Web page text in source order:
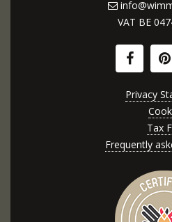
VAT BE
Privacy
Tax
Frequently